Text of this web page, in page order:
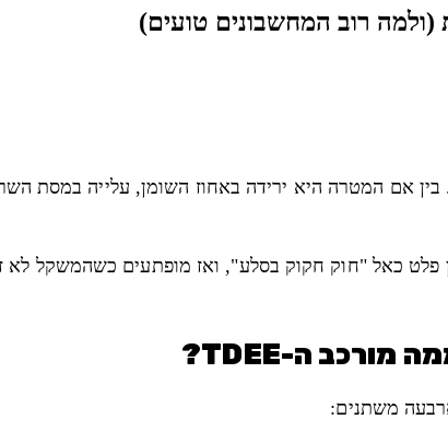
אם המטרה היא ירידה באחוז השומן, עלייה במסת
כאל "חוק חקוק בסלע", ואז מופתעים כשהמשקל לא
משתנים: